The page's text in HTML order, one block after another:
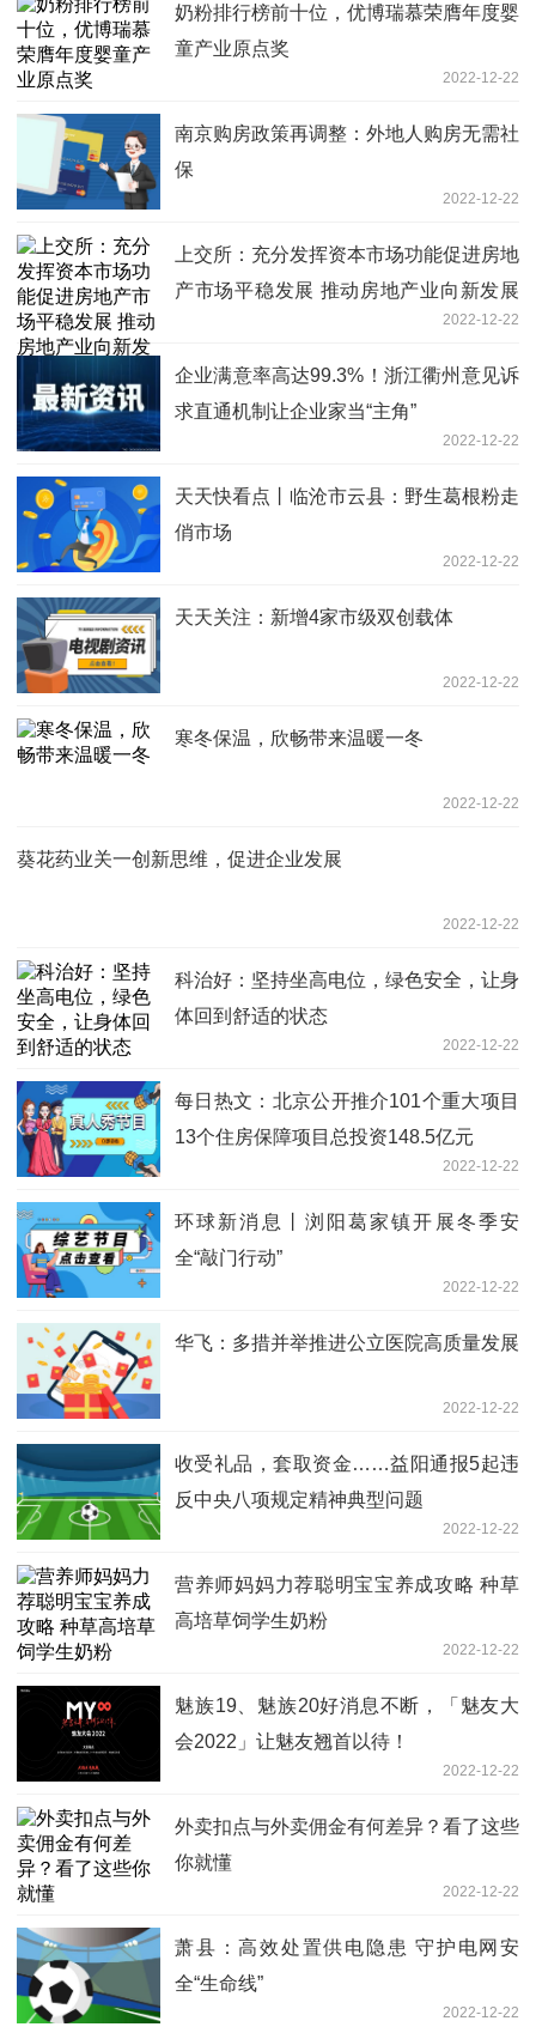
奶粉排行榜前十位，优博瑞慕荣膺年度婴
童产业原点奖
2022-12-22
南京购房政策再调整：外地人购房无需社
保
2022-12-22
上交所：充分发挥资本市场功能促进房地
产市场平稳发展 推动房地产业向新发展
2022-12-22
企业满意率高达99.3%！浙江衢州意见诉
求直通机制让企业家当“主角”
2022-12-22
天天快看点丨临沧市云县：野生葛根粉走
俏市场
2022-12-22
天天关注：新增4家市级双创载体
2022-12-22
寒冬保温，欣畅带来温暖一冬
2022-12-22
葵花药业关一创新思维，促进企业发展
2022-12-22
科治好：坚持坐高电位，绿色安全，让身
体回到舒适的状态
2022-12-22
每日热文：北京公开推介101个重大项目
13个住房保障项目总投资148.5亿元
2022-12-22
环球新消息丨浏阳葛家镇开展冬季安
全“敲门行动”
2022-12-22
华飞：多措并举推进公立医院高质量发展
2022-12-22
收受礼品，套取资金……益阳通报5起违
反中央八项规定精神典型问题
2022-12-22
营养师妈妈力荐聪明宝宝养成攻略 种草
高培草饲学生奶粉
2022-12-22
魅族19、魅族20好消息不断，「魅友大
会2022」让魅友翘首以待！
2022-12-22
外卖扣点与外卖佣金有何差异？看了这些
你就懂
2022-12-22
萧县：高效处置供电隐患 守护电网安
全“生命线”
2022-12-22